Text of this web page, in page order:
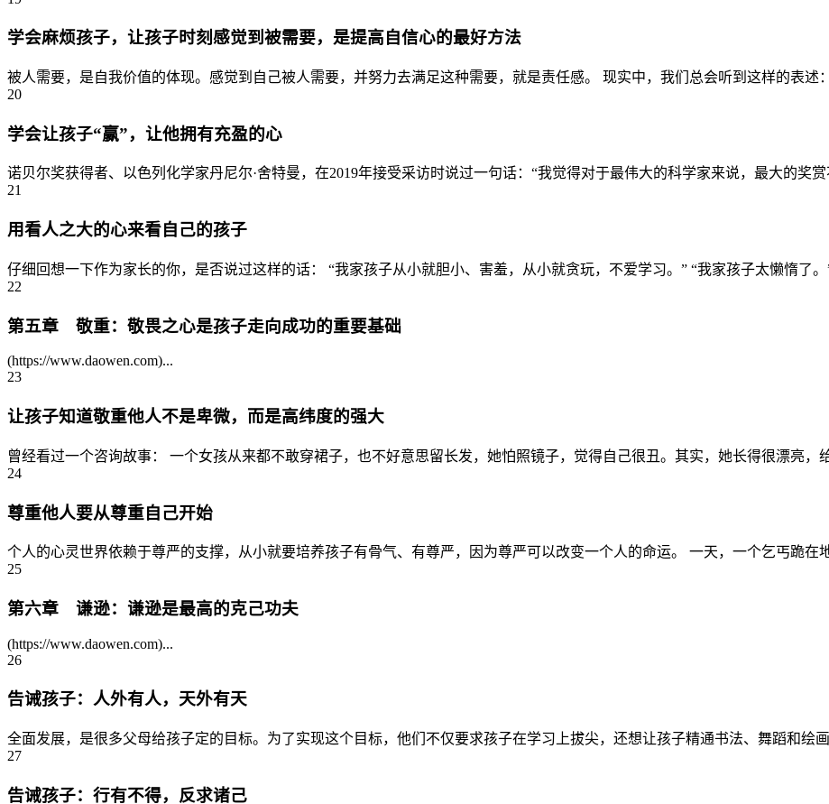
学会麻烦孩子，让孩子时刻感觉到被需要，是提高自信心的最好方法
被人需要，是自我价值的体现。感觉到自己被人需要，并努力去满足这种需要，就是责任感。 现实中，我们总会听到这样的表述
20
学会让孩子“赢”，让他拥有充盈的心
诺贝尔奖获得者、以色列化学家丹尼尔·舍特曼，在2019年接受采访时说过一句话：“我觉得对于最伟大的科学家来说，最大的奖
21
用看人之大的心来看自己的孩子
仔细回想一下作为家长的你，是否说过这样的话： “我家孩子从小就胆小、害羞，从小就贪玩，不爱学习。” “我家孩子太懒惰了
22
第五章 敬重：敬畏之心是孩子走向成功的重要基础
(https://www.daowen.com)...
23
让孩子知道敬重他人不是卑微，而是高纬度的强大
曾经看过一个咨询故事： 一个女孩从来都不敢穿裙子，也不好意思留长发，她怕照镜子，觉得自己很丑。其实，她长得很漂亮，
24
尊重他人要从尊重自己开始
个人的心灵世界依赖于尊严的支撑，从小就要培养孩子有骨气、有尊严，因为尊严可以改变一个人的命运。 一天，一个乞丐跪在
25
第六章 谦逊：谦逊是最高的克己功夫
(https://www.daowen.com)...
26
告诫孩子：人外有人，天外有天
全面发展，是很多父母给孩子定的目标。为了实现这个目标，他们不仅要求孩子在学习上拔尖，还想让孩子精通书法、舞蹈和绘
27
告诫孩子：行有不得，反求诸己